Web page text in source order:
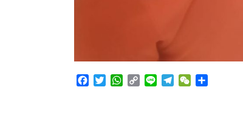
FacebookTwitterWhatsApp
Copy
Line TelegramWeChat